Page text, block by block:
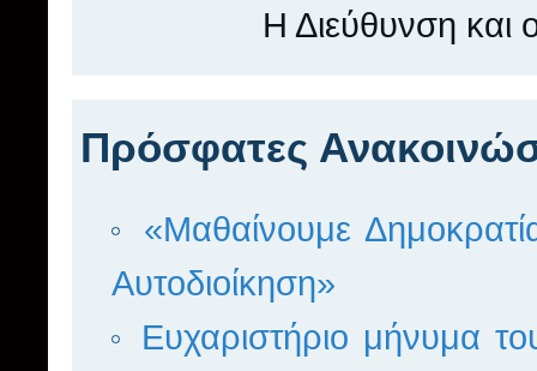
Η Διεύθυνση και
Πρόσφατες
«Μαθαίνουμε
Αυτοδιοίκηση»
Ευχαριστήριο μήνυμα